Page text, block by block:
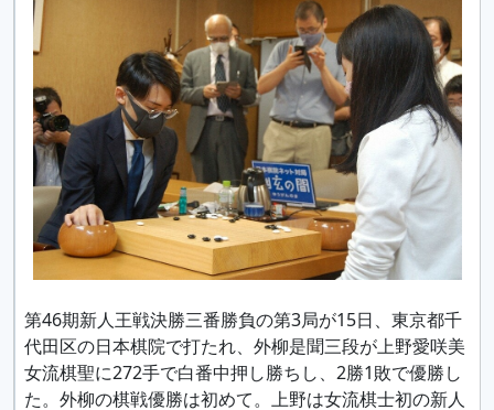
第46期新人王戦決勝三番勝負の第3局が15日、東京都千
代田区の日本棋院で打たれ、外柳是聞三段が上野愛咲美
女流棋聖に272手で白番中押し勝ちし、2勝1敗で優勝し
た。外柳の棋戦優勝は初めて。上野は女流棋士初の新人